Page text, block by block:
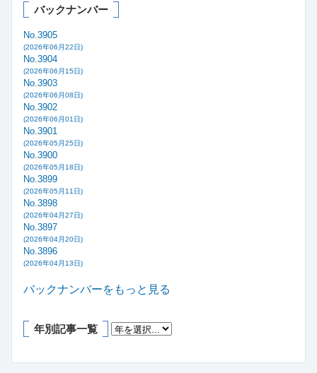
バックナンバー
No.3905
(2026年06月22日)
No.3904
(2026年06月15日)
No.3903
(2026年06月08日)
No.3902
(2026年06月01日)
No.3901
(2026年05月25日)
No.3900
(2026年05月18日)
No.3899
(2026年05月11日)
No.3898
(2026年04月27日)
No.3897
(2026年04月20日)
No.3896
(2026年04月13日)
バックナンバーをもっと見る
年別記事一覧